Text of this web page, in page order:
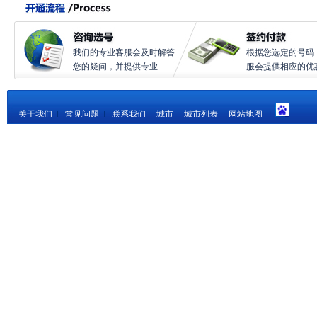
我们的专业客服会及时解答
您的疑问，并提供专业...
根据您选定的号码
服会提供相应的优
关于我们 常见问题 联系我们 城市 城市列表 网站地图